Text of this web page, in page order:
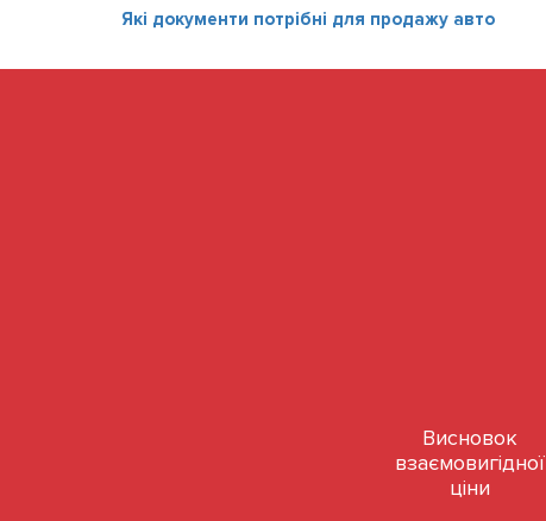
Які документи потрібні для продажу авто
Висновок
взаємовигідної
ціни